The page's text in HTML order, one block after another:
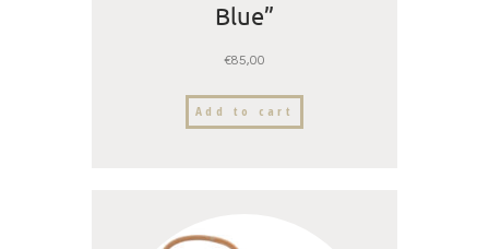
Blue”
€85,00
Add to cart